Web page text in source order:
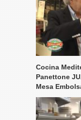
Cocina
Panettone
Mesa